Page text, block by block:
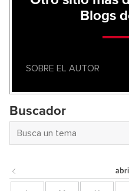
Blogs
SOBRE EL AUTOR
Buscador